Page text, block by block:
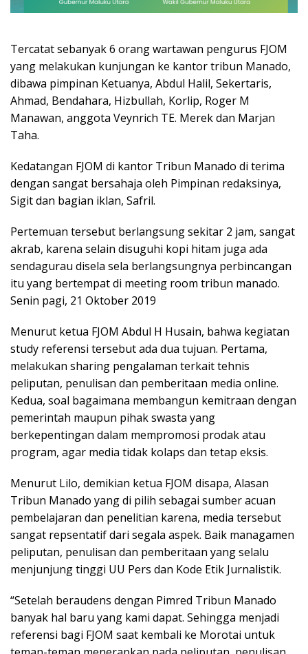
Tercatat sebanyak 6 orang wartawan pengurus FJOM
yang melakukan kunjungan ke kantor tribun Manado,
dibawa pimpinan Ketuanya, Abdul Halil, Sekertaris,
Ahmad, Bendahara, Hizbullah, Korlip, Roger M
Manawan, anggota Veynrich TE. Merek dan Marjan
Taha.
Kedatangan FJOM di kantor Tribun Manado di terima
dengan sangat bersahaja oleh Pimpinan redaksinya,
Sigit dan bagian iklan, Safril.
Pertemuan tersebut berlangsung sekitar 2 jam, sangat
akrab, karena selain disuguhi kopi hitam juga ada
sendagurau disela sela berlangsungnya perbincangan
itu yang bertempat di meeting room tribun manado.
Senin pagi, 21 Oktober 2019
Menurut ketua FJOM Abdul H Husain, bahwa kegiatan
study referensi tersebut ada dua tujuan. Pertama,
melakukan sharing pengalaman terkait tehnis
peliputan, penulisan dan pemberitaan media online.
Kedua, soal bagaimana membangun kemitraan dengan
pemerintah maupun pihak swasta yang
berkepentingan dalam mempromosi prodak atau
program, agar media tidak kolaps dan tetap eksis.
Menurut Lilo, demikian ketua FJOM disapa, Alasan
Tribun Manado yang di pilih sebagai sumber acuan
pembelajaran dan penelitian karena, media tersebut
sangat repsentatif dari segala aspek. Baik managamen
peliputan, penulisan dan pemberitaan yang selalu
menjunjung tinggi UU Pers dan Kode Etik Jurnalistik.
“Setelah beraudens dengan Pimred Tribun Manado
banyak hal baru yang kami dapat. Sehingga menjadi
referensi bagi FJOM saat kembali ke Morotai untuk